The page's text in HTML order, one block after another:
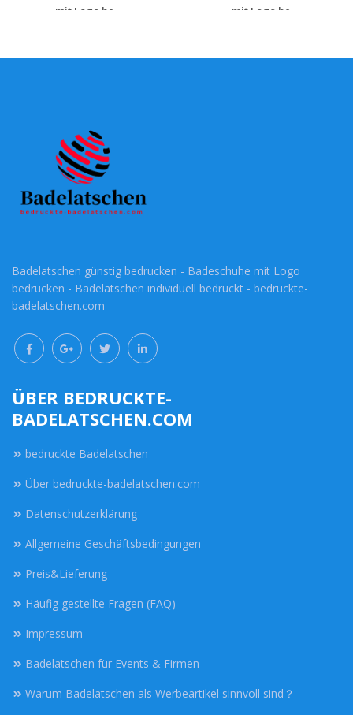
mit Logo be...
mit Logo be...
Badelatschen günstig bedrucken - Badeschuhe mit Logo
bedrucken - Badelatschen individuell bedruckt - bedruckte-
badelatschen.com
ÜBER BEDRUCKTE-
BADELATSCHEN.COM
bedruckte Badelatschen
Über bedruckte-badelatschen.com
Datenschutzerklärung
Allgemeine Geschäftsbedingungen
Preis&Lieferung
Häufig gestellte Fragen (FAQ)
Impressum
Badelatschen für Events & Firmen
Warum Badelatschen als Werbeartikel sinnvoll sind？